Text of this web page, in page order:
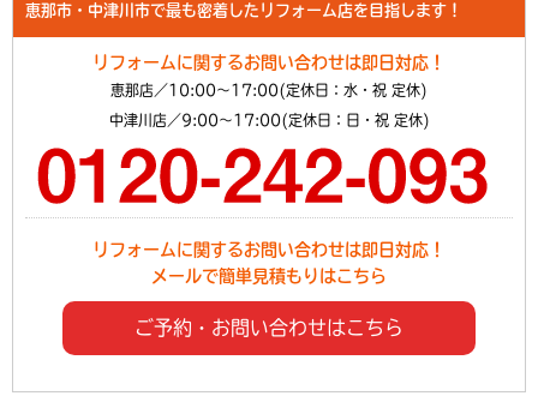
恵那市・中津川市で最も密着したリフォーム店を目指します！
リフォームに関するお問い合わせは即日対応！
恵那店／10:00～17:00(定休日：水・祝 定休)
中津川店／9:00～17:00(定休日：日・祝 定休)
リフォームに関するお問い合わせは即日対応！
メールで簡単見積もりはこちら
ご予約・お問い合わせはこちら